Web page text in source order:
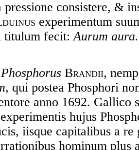
pressione consistere, &
experimentum
titulum fecit:Aurum aura.
Phosphorus Brandii,
, qui postea Phosphori
anno 1692. Gallico
hujus
iisque capitalibus a re
hominum plus